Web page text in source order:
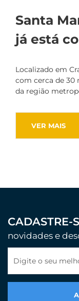
Santa
já está
Localizado em
com cerca de 30
da região
VER MAIS
CADASTRE-
novidades e
Digite o seu